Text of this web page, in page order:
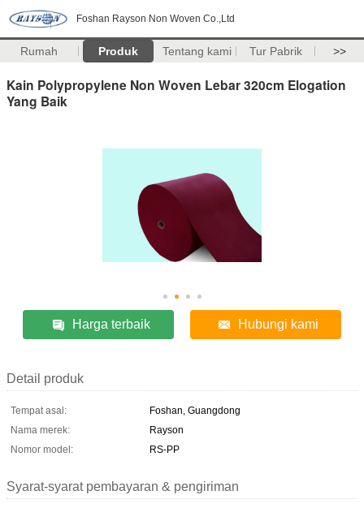
Foshan Rayson Non Woven Co.,Ltd
Rumah Produk Tentang kami Tur Pabrik >>
Kain Polypropylene Non Woven Lebar 320cm Elogation
Yang Baik
Harga terbaik Hubungi kami
Detail produk
Tempat asal:
Foshan, Guangdong
Nama merek:
Rayson
Nomor model:
RS-PP
Syarat-syarat pembayaran & pengiriman